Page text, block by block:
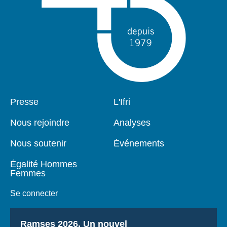
Nous soutenir
Pied
Presse
Nous rejoindre
Nous soutenir
Égalité Hommes
Femmes
Se connecter
Navigation
L'Ifri
Analyses
Événements
Titre
Ramses 2026, Un nouvel